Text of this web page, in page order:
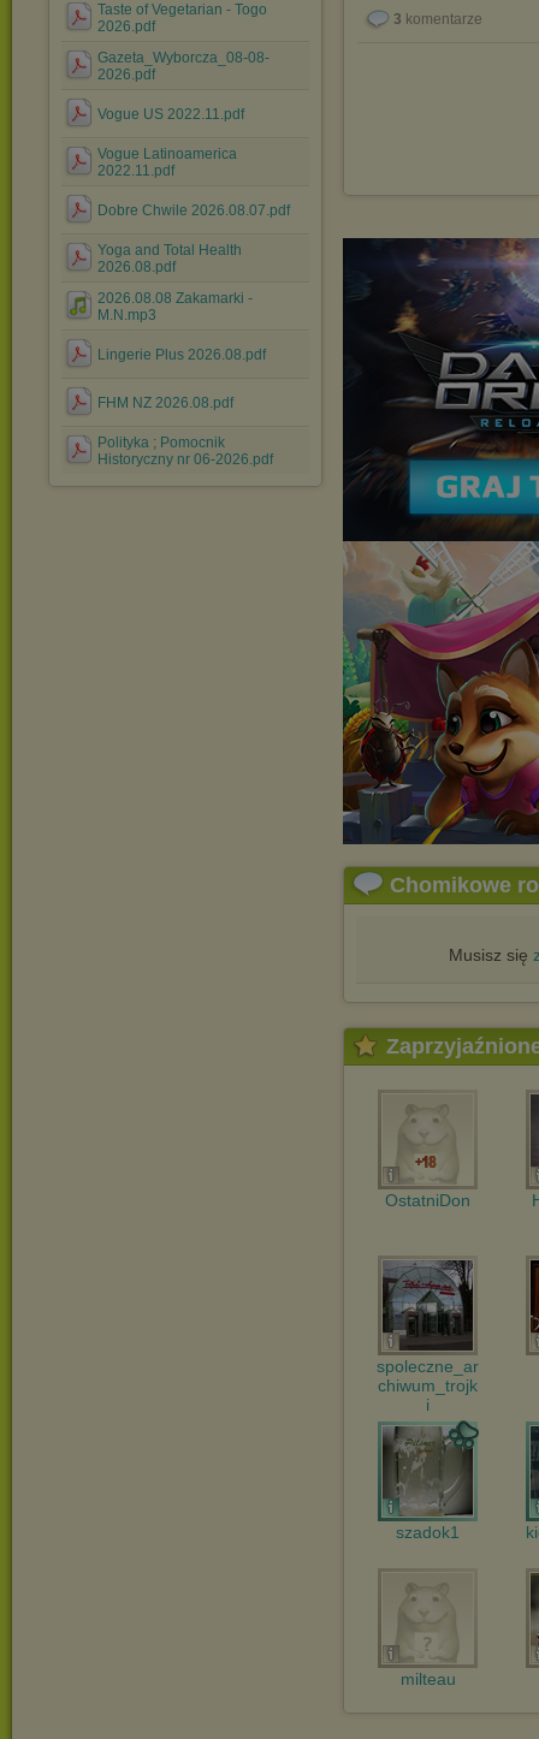
Taste of Vegetarian - Togo
2026.pdf
Gazeta_Wyborcza_08-08-
2026.pdf
Vogue US 2022.11.pdf
Vogue Latinoamerica
2022.11.pdf
Dobre Chwile 2026.08.07.pdf
Yoga and Total Health
2026.08.pdf
2026.08.08 Zakamarki -
M.N.mp3
Lingerie Plus 2026.08.pdf
FHM NZ 2026.08.pdf
Polityka ; Pomocnik
Historyczny nr 06-2026.pdf
3 komentarze
Chomikowe
Musisz się
OstatniDon
spoleczne_ar
chiwum_trojk
i
szadok1
milteau